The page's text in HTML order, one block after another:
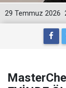
29 Temmuz 2026